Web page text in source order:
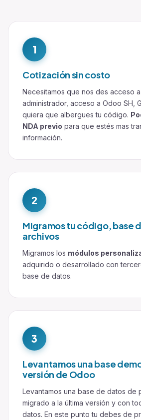
1
Cotización sin costo
Necesitamos que nos des acceso
administrador, acceso a Odoo SH,
quiera que albergues tu código.
NDA previo para que estés mas
información.
2
Migramos tu código, base
archivos
Migramos los módulos
adquirido o desarrollado con
base de datos.
3
Levantamos una base
versión de Odoo
Levantamos una base de datos de
migrado a la última versión y con
datos. En este punto tu debes de